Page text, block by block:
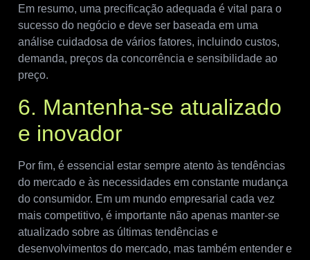
Em resumo, uma precificação adequada é vital para o
sucesso do negócio e deve ser baseada em uma
análise cuidadosa de vários fatores, incluindo custos,
demanda, preços da concorrência e sensibilidade ao
preço.
6. Mantenha-se atualizado
e inovador
Por fim, é essencial estar sempre atento às tendências
do mercado e às necessidades em constante mudança
do consumidor. Em um mundo empresarial cada vez
mais competitivo, é importante não apenas manter-se
atualizado sobre as últimas tendências e
desenvolvimentos do mercado, mas também entender e